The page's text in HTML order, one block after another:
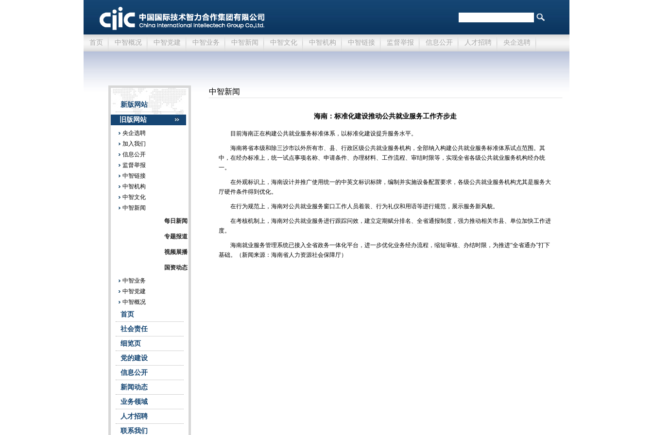
首页 中智概况 中智党建 中智业务 中智新闻 中智文化 中智机构 中智链接 监督举报 信息公开 人才招聘 央企选聘
新版网站
旧版网站
央企选聘
加入我们
信息公开
监督举报
中智链接
中智机构
中智文化
中智新闻
每日新闻
专题报道
视频展播
国资动态
中智业务
中智党建
中智概况
首页
社会责任
细览页
党的建设
信息公开
新闻动态
业务领域
人才招聘
联系我们
中智新闻
海南：标准化建设推动公共就业服务工作齐步走
目前海南正在构建公共就业服务标准体系，以标准化建设提升服务水平。
海南将省本级和除三沙市以外所有市、县、行政区级公共就业服务机构，全部纳入构建公共就业服务标准体系试点范围。其
中，在经办标准上，统一试点事项名称、申请条件、办理材料、工作流程、审结时限等，实现全省各级公共就业服务机构经办统
一。
在外观标识上，海南设计并推广使用统一的中英文标识标牌，编制并实施设备配置要求，各级公共就业服务机构尤其是服务大
厅硬件条件得到优化。
在行为规范上，海南对公共就业服务窗口工作人员着装、行为礼仪和用语等进行规范，展示服务新风貌。
在考核机制上，海南对公共就业服务进行跟踪问效，建立定期赋分排名、全省通报制度，强力推动相关市县、单位加快工作进
度。
海南就业服务管理系统已接入全省政务一体化平台，进一步优化业务经办流程，缩短审核、办结时限，为推进“全省通办”打下
基础。（新闻来源：海南省人力资源社会保障厅）